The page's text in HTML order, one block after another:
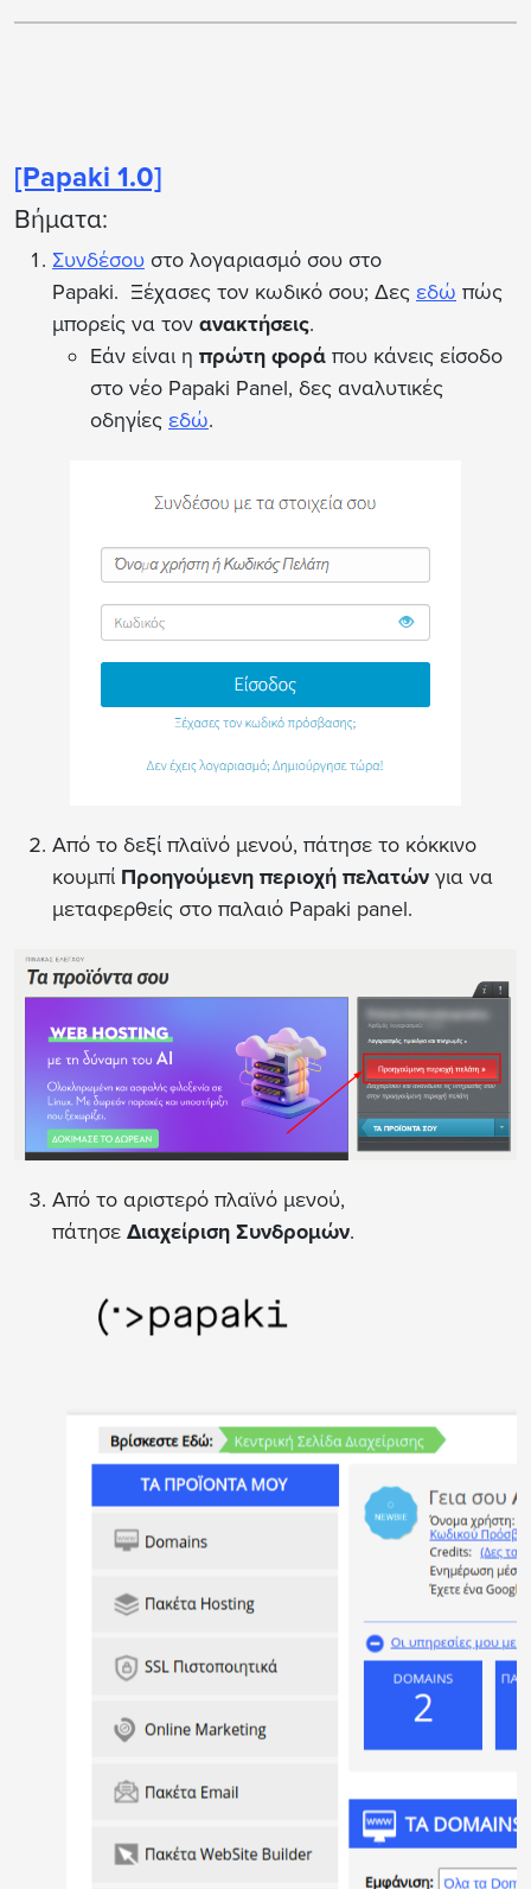
[Papaki 1.0]
Βήματα:
Συνδέσου στο λογαριασμό σου στο
Papaki. Ξέχασες τον κωδικό σου; Δες εδώ πώς
μπορείς να τον ανακτήσεις.
Εάν είναι η πρώτη φορά που κάνεις είσοδο
στο νέο Papaki Panel, δες αναλυτικές
οδηγίες εδώ.
Από το δεξί πλαϊνό μενού, πάτησε το κόκκινο
κουμπί Προηγούμενη περιοχή πελατών για να
μεταφερθείς στο παλαιό Papaki panel.
Από το αριστερό πλαϊνό μενού,
πάτησε Διαχείριση Συνδρομών.